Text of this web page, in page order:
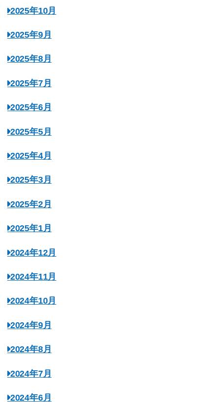
2025年10月
2025年9月
2025年8月
2025年7月
2025年6月
2025年5月
2025年4月
2025年3月
2025年2月
2025年1月
2024年12月
2024年11月
2024年10月
2024年9月
2024年8月
2024年7月
2024年6月